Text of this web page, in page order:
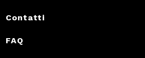
Contatti
FAQ